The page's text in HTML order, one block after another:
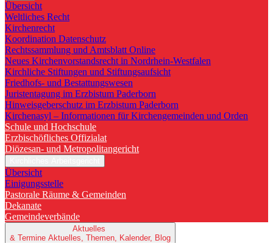
Übersicht
Weltliches Recht
Kirchenrecht
Koordination Datenschutz
Rechtssammlung und Amtsblatt Online
Neues Kirchenvorstandsrecht in Nordrhein-Westfalen
Kirchliche Stiftungen und Stiftungsaufsicht
Friedhofs- und Bestattungswesen
Juristentagung im Erzbistum Paderborn
Hinweisgeberschutz im Erzbistum Paderborn
Kirchenasyl – Informationen für Kirchengemeinden und Orden
Schule und Hochschule
Erzbischöfliches Offizialat
Diözesan- und Metropolitangericht
Übersicht
Einigungsstelle
Pastorale Räume & Gemeinden
Dekanate
Gemeindeverbände
Aktuelles
& Termine Aktuelles, Themen, Kalender, Blog